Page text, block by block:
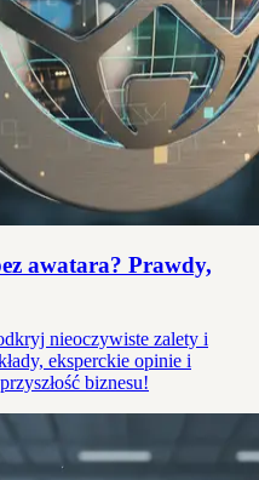
awatara? Prawdy,
nieoczywiste zalety i
eksperckie opinie i
biznesu!